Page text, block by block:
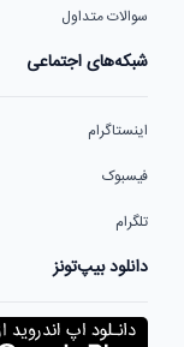
سوالات متداول
شبکه‌های اجتماعی
اینستاگرام
فیسبوک
تلگرام
دانلود بیپ‌تونز